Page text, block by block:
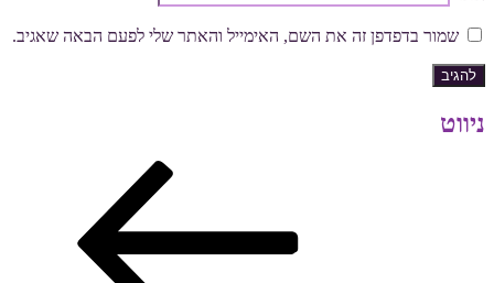
שמור בדפדפן זה את השם, האימייל והאתר שלי לפעם הבאה שאגיב.
ניווט